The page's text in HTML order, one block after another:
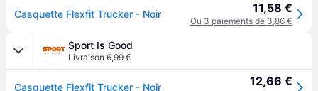
Casquette Flexfit Trucker - Noir 11,58 €
Ou 3 paiements de 3,86 €
Sport Is Good
Livraison 6,99 €
Casquette Flexfit Trucker - Noir 12,66 €